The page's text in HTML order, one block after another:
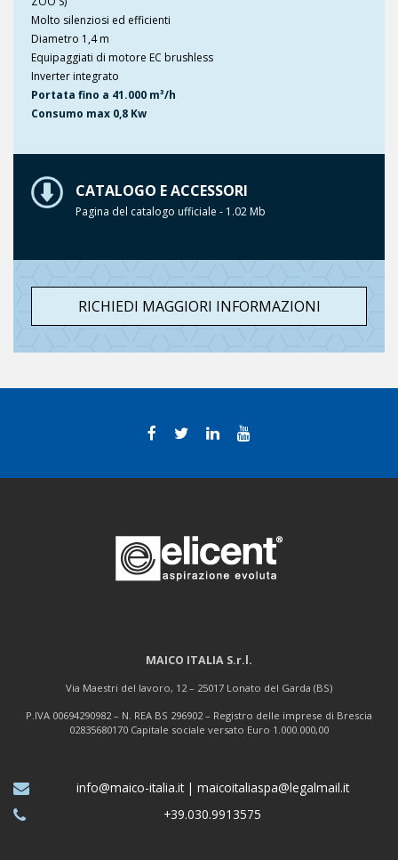
Molto silenziosi ed efficienti
Diametro 1,4 m
Equipaggiati di motore EC brushless
Inverter integrato
Portata fino a 41.000 m³/h
Consumo max 0,8 Kw
CATALOGO E ACCESSORI
Pagina del catalogo ufficiale - 1.02 Mb
RICHIEDI MAGGIORI INFORMAZIONI
MAICO ITALIA S.r.l.
Via Maestri del lavoro, 12 – 25017 Lonato del Garda (BS)
P.IVA 00694290982 – N. REA BS 296902 – Registro delle imprese di Brescia
02835680170 Capitale sociale versato Euro 1.000.000,00
info@maico-italia.it| maicoitaliaspa@legalmail.it
+39.030.9913575